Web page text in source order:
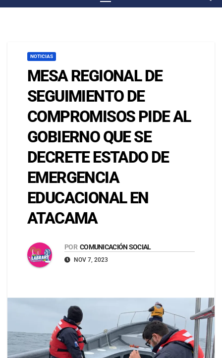
NOTICIAS
MESA REGIONAL DE
SEGUIMIENTO DE
COMPROMISOS PIDE AL
GOBIERNO QUE SE
DECRETE ESTADO DE
EMERGENCIA
EDUCACIONAL EN
ATACAMA
POR COMUNICACIÓN SOCIAL
NOV 7, 2023